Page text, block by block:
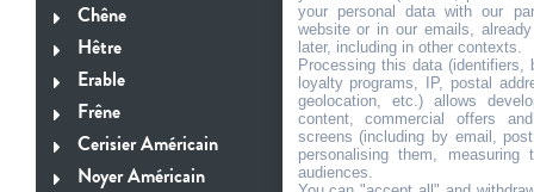
Chêne
Hêtre
Erable
Frêne
Cerisier Américain
Noyer Américain
your personal data with our
website or in our emails,
later, including in other contexts.
Processing this data (identifiers,
loyalty programs, IP, postal
geolocation, etc.) allows
content, commercial offers
screens (including by email,
personalising them, measuring
audiences.